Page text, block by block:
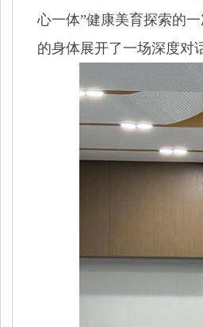
心一体”健康美育探索的
的身体展开了一场深度对